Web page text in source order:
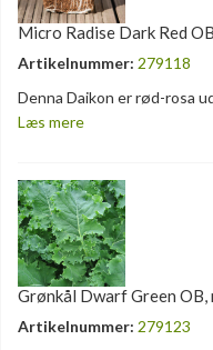
Micro Radise Dark Red
Artikelnummer: 279118
Denna Daikon er rød-rosa
Læs mere
Grønkål Dwarf Green
Artikelnummer: 279123